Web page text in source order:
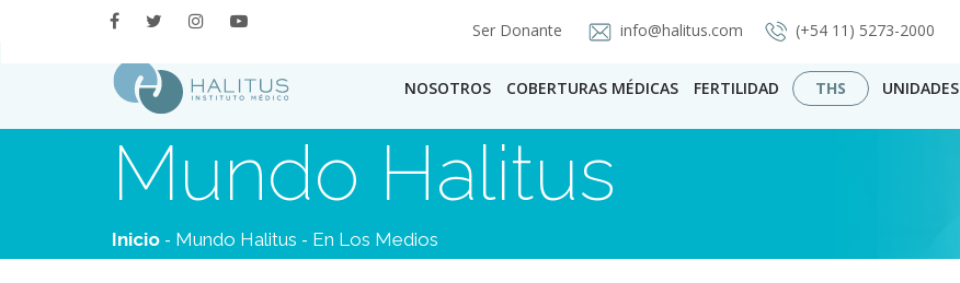
Ser Donante info@halitus.com (+54 11) 5273-2000
NOSOTROS COBERTURAS MÉDICAS FERTILIDAD THS UNIDADES
Mundo Halitus
Inicio - Mundo Halitus - En Los Medios